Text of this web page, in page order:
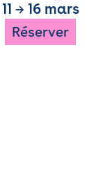
11 → 16 mars
Réserver